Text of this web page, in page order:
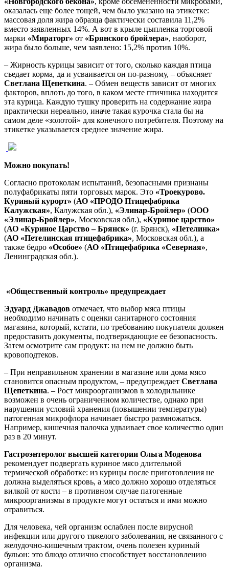
оказалась еще более тощей, чем было указано на этикетке:
массовая доля жира образца фактически составила 11,2%
вместо заявленных 14%. А вот в крыле цыпленка торговой
марки «Мираторг» от «Брянского бройлера», наоборот,
жира было больше, чем заявлено: 15,2% против 10%.
– Жирность курицы зависит от того, сколько каждая птица
съедает корма, да и усваивается он по-разному, – объясняет
Светлана Щепеткина. – Обмен веществ зависит от многих
факторов, вплоть до того, в каком месте птичника находится
эта курица. Каждую тушку проверить на содержание жира
практически нереально, иначе такая курочка стала бы на
самом деле «золотой» для конечного потребителя. Поэтому на
этикетке указывается среднее значение жира.
Можно покупать!
Согласно протоколам испытаний, безопасными признаны
полуфабрикаты пяти торговых марок. Это «Троекурово.
Куриный курорт» (АО «ПРОДО Птицефабрика
Калужская», Калужская обл.), «Элинар-Бройлер» (ООО
«Элинар-Бройлер», Московская обл.), «Куриное царство»
(АО «Куриное Царство – Брянск» (г. Брянск), «Петелинка»
(АО «Петелинская птицефабрика», Московская обл.), а
также бедро «Особое» (АО «Птицефабрика «Северная»,
Ленинградская обл.).
«Общественный контроль» предупреждает
Эдуард Джавадов отмечает, что выбор мяса птицы
необходимо начинать с оценки санитарного состояния
магазина, который, кстати, по требованию покупателя должен
предоставить документы, подтверждающие ее безопасность.
Затем осмотрите сам продукт: на нем не должно быть
кровоподтеков.
– При неправильном хранении в магазине или дома мясо
становится опасным продуктом, – предупреждает Светлана
Щепеткина. – Рост микроорганизмов в холодильнике
возможен в очень ограниченном количестве, однако при
нарушении условий хранения (повышении температуры)
патогенная микрофлора начинает быстро размножаться.
Например, кишечная палочка удваивает свое количество один
раз в 20 минут.
Гастроэнтеролог высшей категории Ольга Моденова
рекомендует подвергать куриное мясо длительной
термической обработке: из курицы после приготовления не
должна выделяться кровь, а мясо должно хорошо отделяться
вилкой от кости – в противном случае патогенные
микроорганизмы в продукте могут остаться и ими можно
отравиться.
Для человека, чей организм ослаблен после вирусной
инфекции или другого тяжелого заболевания, не связанного с
желудочно-кишечным трактом, очень полезен куриный
бульон: это блюдо отлично способствует восстановлению
организма.